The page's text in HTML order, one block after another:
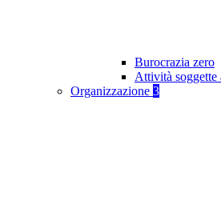
Burocrazia zero
Attività soggette
Organizzazione 3